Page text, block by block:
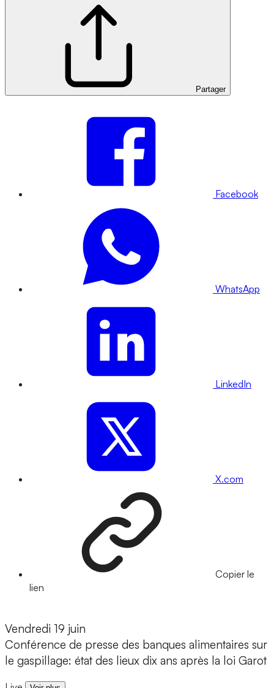
Partager
Facebook
WhatsApp
LinkedIn
X.com
Copier le
lien
Vendredi 19 juin
Conférence de presse des banques alimentaires sur
le gaspillage: état des lieux dix ans après la loi Garot